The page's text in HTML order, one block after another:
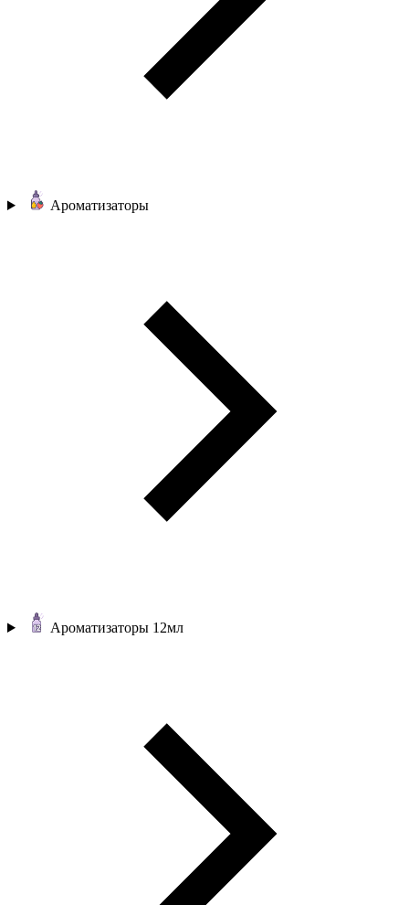
Ароматизаторы
Ароматизаторы 12мл